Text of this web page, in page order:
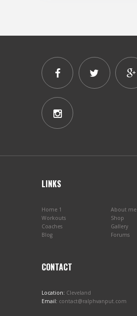
LINKS
Home 1
About me
Workouts
Shop
Coaches
Gallery
Blog
Forums
CONTACT
Location: Cleveland
Email: contact@ralphvanput.com